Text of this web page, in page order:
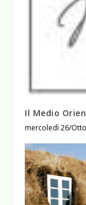
Il Medio
mercoledì 26/